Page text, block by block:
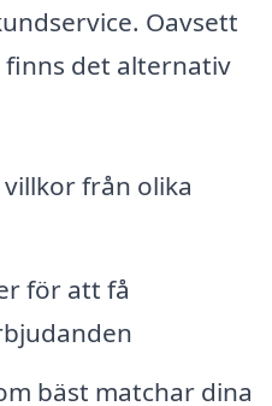
Oavsett
det alternativ
från olika
för att få
bäst matchar dina